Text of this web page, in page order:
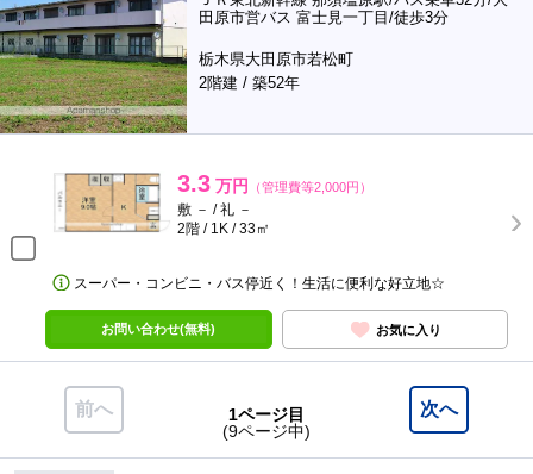
田原市営バス 富士見一丁目/徒歩3分
栃木県大田原市若松町
2階建 / 築52年
3.3 万円 （管理費等2,000円）
敷 － / 礼 －
2階 / 1K / 33㎡
スーパー・コンビニ・バス停近く！生活に便利な好立地☆
お問い合わせ(無料) お気に入り
前へ 次へ
1ページ目
(9ページ中)